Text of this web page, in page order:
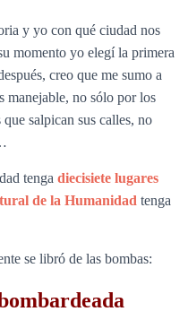
y yo con qué ciudad nos
momento yo elegí la primera
creo que me sumo a
manejable, no sólo por los
salpican sus calles, no
tenga diecisiete lugares
de la Humanidad tenga
se libró de las bombas: